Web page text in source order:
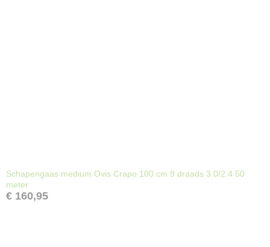
Schapengaas medium Ovis Crapo 100 cm 9 draads 3.0/2.4 50
meter
€ 160,95